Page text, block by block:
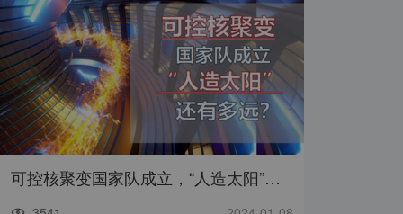
可控核聚变国家队成立，“人造太阳”还有多远